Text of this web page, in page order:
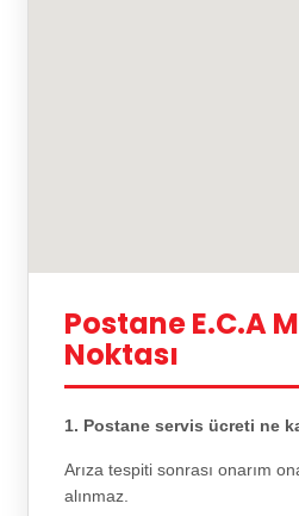
Postane E.C.A
Noktası
1. Postane servis ücreti ne
Arıza tespiti sonrası onarım
alınmaz.